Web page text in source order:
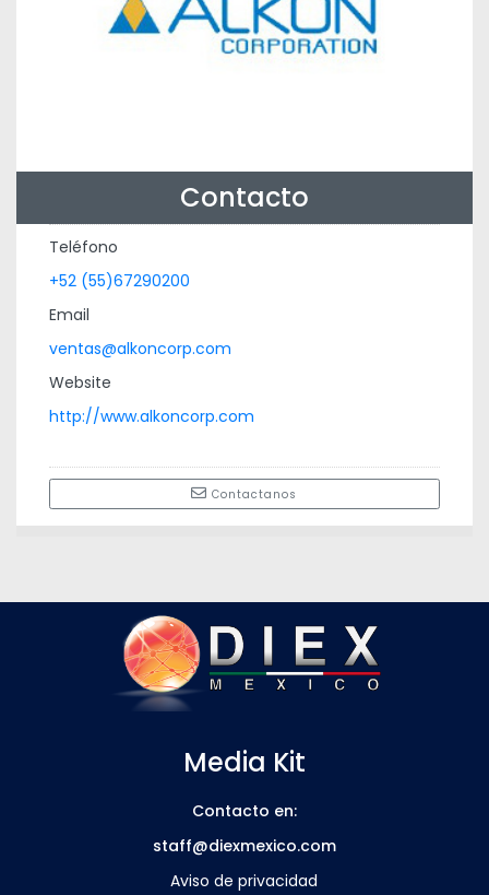
Contacto
Teléfono
+52 (55)67290200
Email
ventas@alkoncorp.com
Website
http://www.alkoncorp.com
Contactanos
Media Kit
Contacto en:
staff@diexmexico.com
Aviso de privacidad